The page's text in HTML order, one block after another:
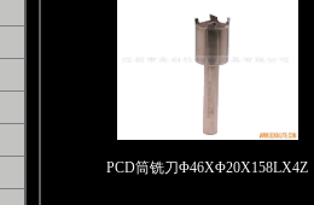
PCD筒铣刀Φ46XΦ20X158LX4Z